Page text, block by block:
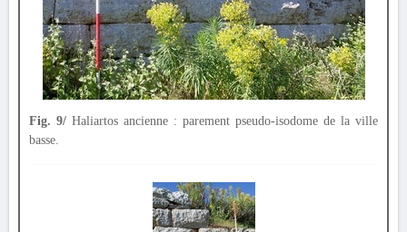
Fig. 9/ Haliartos ancienne : parement pseudo-isodome de la ville
basse.